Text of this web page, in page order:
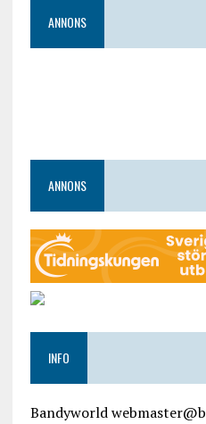
ANNONS
ANNONS
INFO
Bandyworld